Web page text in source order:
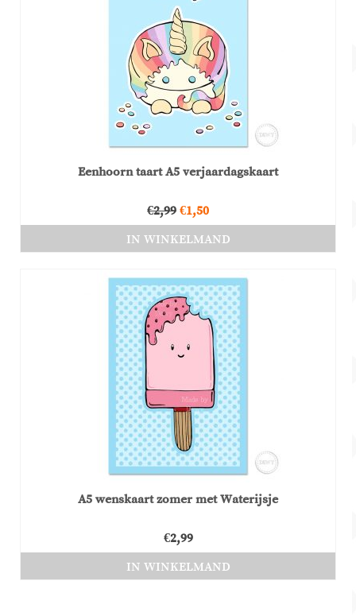
Eenhoorn taart A5 verjaardagskaart
€2,99 Oorspronkelijke
was:
€1,50Huidige
is:
IN WINKELMAND
A5 wenskaart zomer met Waterijsje
€2,99
IN WINKELMAND